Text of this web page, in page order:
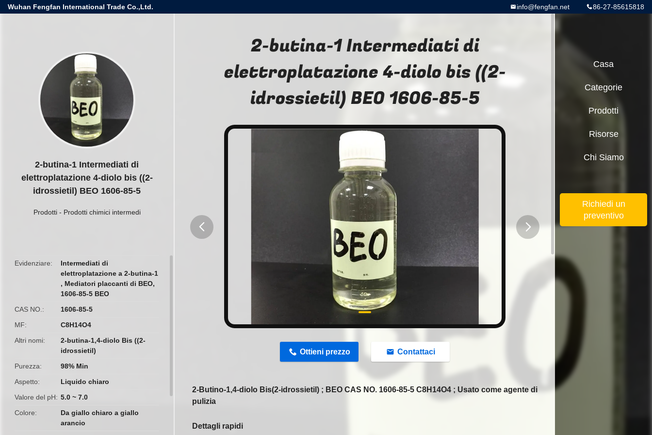
Wuhan Fengfan International Trade Co.,Ltd. 86-27-85615818
info@fengfan.net
2-butina-1 Intermediati di
elettroplatazione 4-diolo bis ((2-
idrossietil) BEO 1606-85-5
Prodotti- Prodotti chimici intermedi
Evidenziare
Intermediati di
elettroplatazione a 2-butina-1
, Mediatori placcanti di BEO,
1606-85-5 BEO
CAS NO.
1606-85-5
MF
C8H14O4
Altri nomi
2-butina-1,4-diolo Bis ((2-
idrossietil)
Purezza
98% Min
Aspetto
Liquido chiaro
Valore del pH
5.0 ~ 7.0
Colore
Da giallo chiaro a giallo
arancio
2-butina-1 Intermediati di
elettroplatazione 4-diolo bis ((2-
idrossietil) BEO 1606-85-5
Ottieni prezzo Contattaci
2-Butino-1,4-diolo Bis(2-idrossietil) ; BEO CAS NO. 1606-85-5 C8H14O4 ; Usato come agente di
pulizia
Dettagli rapidi
Casa
Categorie
Prodotti
Risorse
Chi Siamo
Richiedi un
preventivo